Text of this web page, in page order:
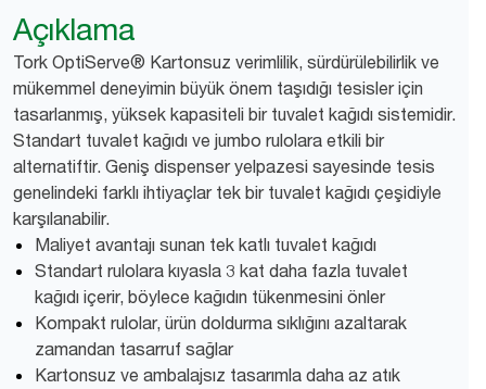
Açıklama
Tork OptiServe® Kartonsuz verimlilik, sürdürülebilirlik ve
mükemmel deneyimin büyük önem taşıdığı tesisler için
tasarlanmış, yüksek kapasiteli bir tuvalet kağıdı sistemidir.
Standart tuvalet kağıdı ve jumbo rulolara etkili bir
alternatiftir. Geniş dispenser yelpazesi sayesinde tesis
genelindeki farklı ihtiyaçlar tek bir tuvalet kağıdı çeşidiyle
karşılanabilir.
Maliyet avantajı sunan tek katlı tuvalet kağıdı
Standart rulolara kıyasla 3 kat daha fazla tuvalet
kağıdı içerir, böylece kağıdın tükenmesini önler
Kompakt rulolar, ürün doldurma sıklığını azaltarak
zamandan tasarruf sağlar
Kartonsuz ve ambalajsız tasarımla daha az atık